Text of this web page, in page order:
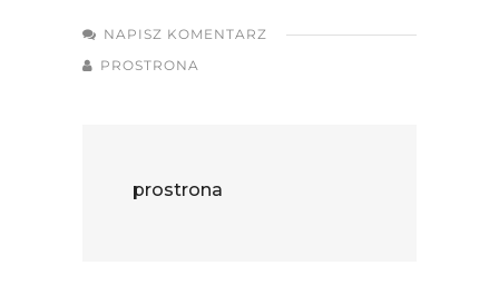
NAPISZ KOMENTARZ
PROSTRONA
prostrona